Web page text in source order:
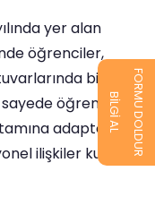
yer alan
öğrenciler,
birebir
öğrenciler
adapte olur
ilişkiler kurar.
BİLGİ AL FORMU DOLDUR